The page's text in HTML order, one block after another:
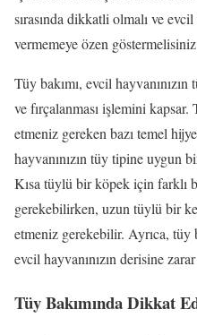
sırasında dikkatli olmalı ve
vermemeye özen
Tüy bakımı, evcil
ve fırçalanması işlemini
etmeniz gereken bazı temel
hayvanınızın tüy tipine uygun
Kısa tüylü bir köpek için farklı
gerekebilirken, uzun tüylü bir
etmeniz gerekebilir. Ayrıca, tüy
evcil hayvanınızın derisine
Tüy Bakımında Dikkat